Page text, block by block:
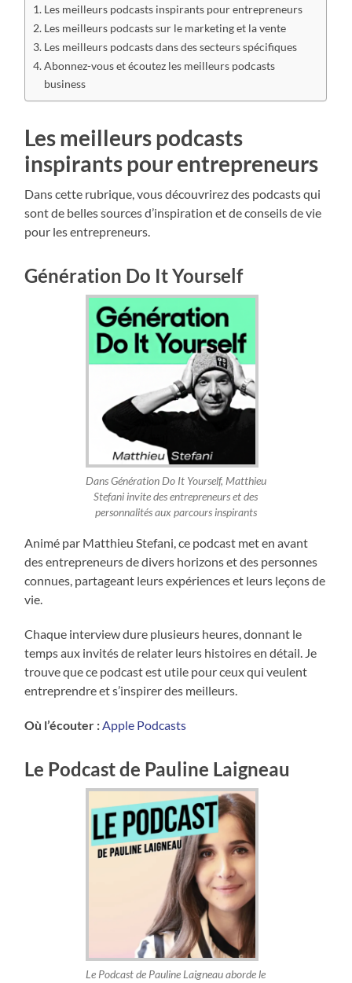
Les meilleurs podcasts inspirants pour entrepreneurs
Les meilleurs podcasts sur le marketing et la vente
Les meilleurs podcasts dans des secteurs spécifiques
Abonnez-vous et écoutez les meilleurs podcasts
business
Les meilleurs podcasts
inspirants pour entrepreneurs
Dans cette rubrique, vous découvrirez des podcasts qui
sont de belles sources d’inspiration et de conseils de vie
pour les entrepreneurs.
Génération Do It Yourself
Dans Génération Do It Yourself, Matthieu
Stefani invite des entrepreneurs et des
personnalités aux parcours inspirants
Animé par Matthieu Stefani, ce podcast met en avant
des entrepreneurs de divers horizons et des personnes
connues, partageant leurs expériences et leurs leçons de
vie.
Chaque interview dure plusieurs heures, donnant le
temps aux invités de relater leurs histoires en détail. Je
trouve que ce podcast est utile pour ceux qui veulent
entreprendre et s’inspirer des meilleurs.
Où l’écouter :Apple Podcasts
Le Podcast de Pauline Laigneau
Le Podcast de Pauline Laigneau aborde le